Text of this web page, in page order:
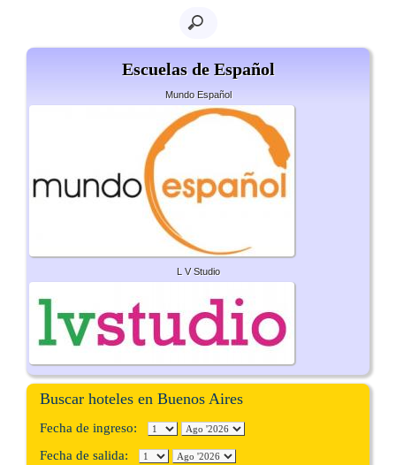
Escuelas de Español
Mundo Español
L V Studio
Buscar hoteles en Buenos Aires
Fecha de ingreso:
Fecha de salida: